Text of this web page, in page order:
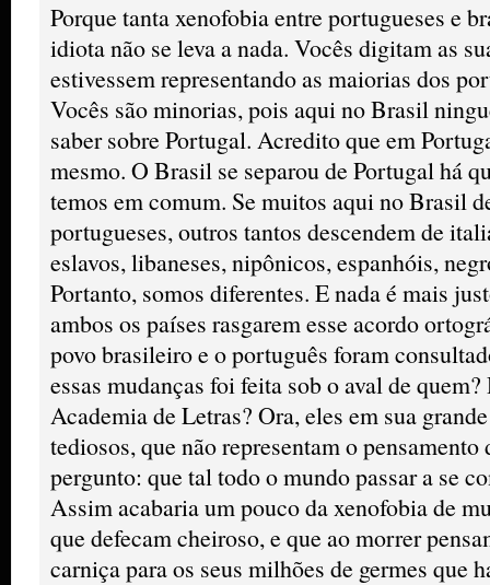
Porque tanta xenofobia entre portugueses e
idiota não se leva a nada. Vocês digitam as
estivessem representando as maiorias dos
Vocês são minorias, pois aqui no Brasil
saber sobre Portugal. Acredito que em
mesmo. O Brasil se separou de Portugal há
temos em comum. Se muitos aqui no Brasil
portugueses, outros tantos descendem de
eslavos, libaneses, nipônicos, espanhóis,
Portanto, somos diferentes. E nada é mais
ambos os países rasgarem esse acordo
povo brasileiro e o português foram
essas mudanças foi feita sob o aval de
Academia de Letras? Ora, eles em sua
tediosos, que não representam o pensamento
pergunto: que tal todo o mundo passar a se
Assim acabaria um pouco da xenofobia de
que defecam cheiroso, e que ao morrer
carniça para os seus milhões de germes que